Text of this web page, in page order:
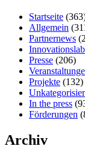
Startseite
Allgemein
Partnernews
Presse (206)
Projekte (132)
In the press
Förderungen
Archiv